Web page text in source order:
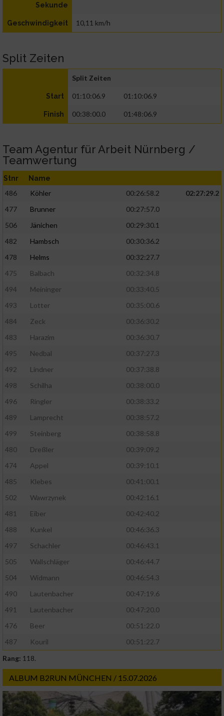
Sekunde
Geschwindigkeit 10,11 km/h
Split Zeiten
Split Zeiten
Start 01:10:06.9 01:10:06.9
Finish 00:38:00.0 01:48:06.9
Team Agentur für Arbeit Nürnberg /
Teamwertung
Stnr Name
486 Köhler 00:26:58.2
02:27:29.2
477
Brunner
00:27:57.0
506
Jänichen
00:29:30.1
482
Hambsch
00:30:36.2
478
Helms
00:32:27.7
475
Balbach
00:32:34.8
494
Meininger
00:33:40.5
493
Lotter
00:35:00.6
484
Zeck
00:36:30.2
483
Harazim
00:36:30.7
495
Nedbal
00:37:27.3
492
Lindner
00:37:38.8
498
Schilha
00:38:00.0
496
Ringler
00:38:33.2
489
Lamprecht
00:38:57.2
499
Steinberg
00:38:58.8
480
Dreßler
00:39:09.2
474
Appel
00:39:10.1
485
Klebes
00:41:00.1
502
Wawrzynek
00:42:16.1
481
Eiber
00:42:40.2
488
Kunkel
00:46:36.3
497
Schachler
00:46:43.1
505
Wallschläger
00:46:44.7
504
Widmann
00:46:54.3
490
Lautenbacher
00:47:19.6
491
Lautenbacher
00:47:20.0
476
Beer
00:51:22.0
487
Kouril
00:51:22.7
Rang: 118.
ALBUM B2RUN MÜNCHEN / 15.07.2026